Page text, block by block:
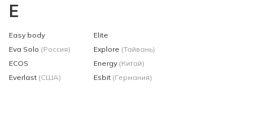
E
Easy body
Eva Solo (Россия)
ECOS
Everlast (США)
Elite
Explore (Тайвань)
Energy (Китай)
Esbit (Германия)